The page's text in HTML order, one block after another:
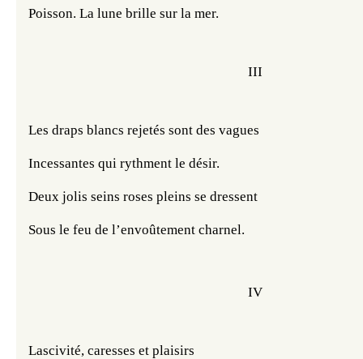
Poisson. La lune brille sur la mer.
III
Les draps blancs rejetés sont des vagues
Incessantes qui rythment le désir.
Deux jolis seins roses pleins se dressent
Sous le feu de l’envoûtement charnel.
IV
Lascivité, caresses et plaisirs